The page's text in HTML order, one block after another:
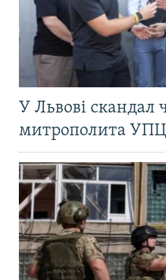
У Львові скандал
митрополита